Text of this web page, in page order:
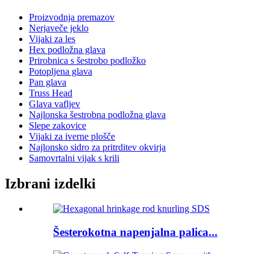
Proizvodnja premazov
Nerjaveče jeklo
Vijaki za les
Hex podložna glava
Prirobnica s šestrobo podložko
Potopljena glava
Pan glava
Truss Head
Glava vafljev
Najlonska šestrobna podložna glava
Slepe zakovice
Vijaki za iverne plošče
Najlonsko sidro za pritrditev okvirja
Samovrtalni vijak s krili
Izbrani izdelki
Šesterokotna napenjalna palica...